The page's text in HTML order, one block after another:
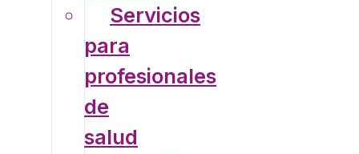
Servicios
para
profesionales
de
salud